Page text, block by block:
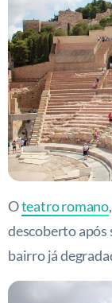
Oteatro romano
descoberto após
bairro já